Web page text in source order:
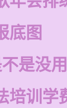
底图
是没用
培训学